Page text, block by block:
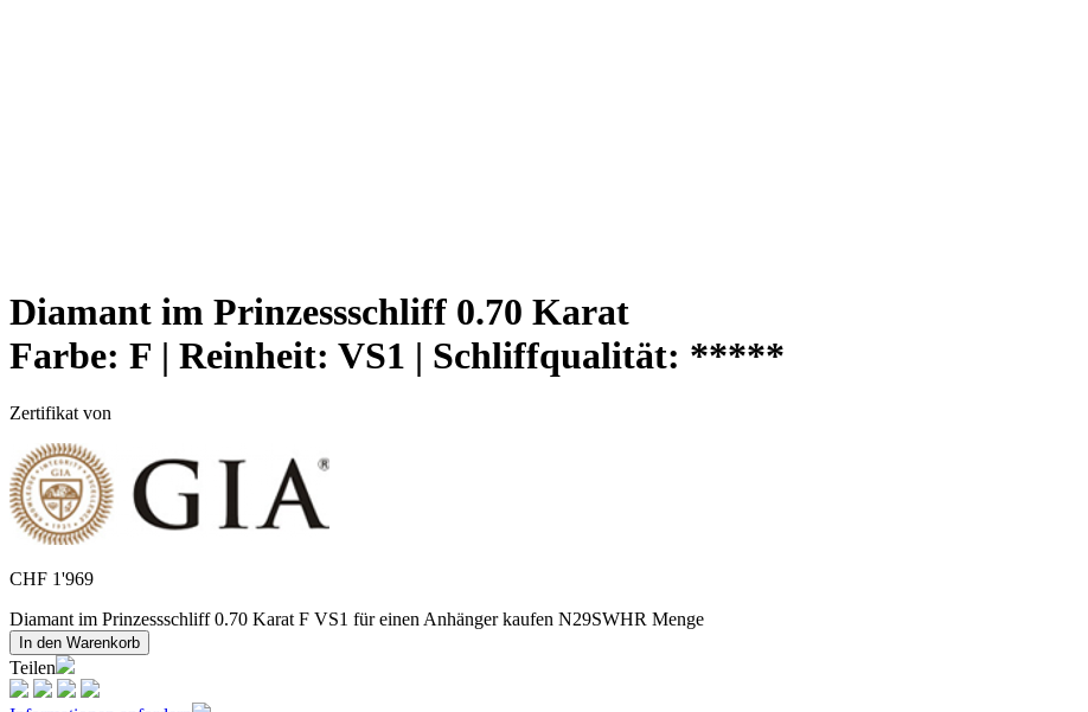
Diamant im Prinzessschliff 0.70 Karat
Farbe: F | Reinheit: VS1 | Schliffqualität: *****
Zertifikat von
CHF 1'969
Diamant im Prinzessschliff 0.70 Karat F VS1 für einen Anhänger kaufen N29SWHR Menge
In den Warenkorb
Teilen